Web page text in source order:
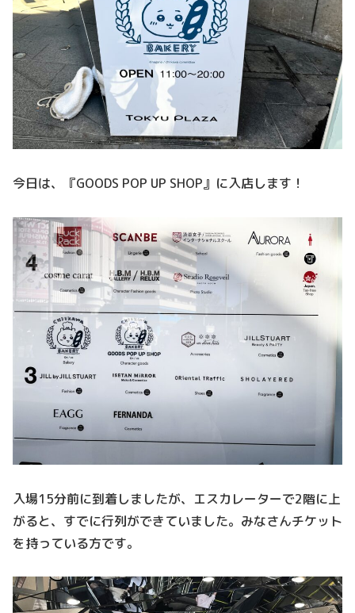
今日は、『GOODS POP UP SHOP』に入店します！
入場15分前に到着しましたが、エスカレーターで2階に上
がると、すでに行列ができていました。みなさんチケット
を持っている方です。